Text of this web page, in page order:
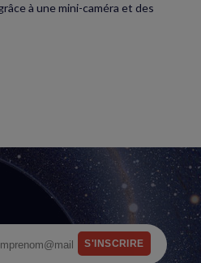
à une mini-caméra et des